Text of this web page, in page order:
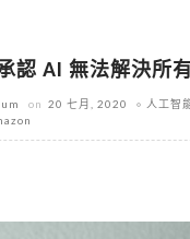
認 AI 無法解決所
on 20 七月, 2020
人工智